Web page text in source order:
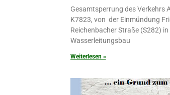
Gesamtsperrung des Verkehrs
K7823, von der Einmündung
Reichenbacher Straße (S282)
Wasserleitungsbau
Weiterlesen »